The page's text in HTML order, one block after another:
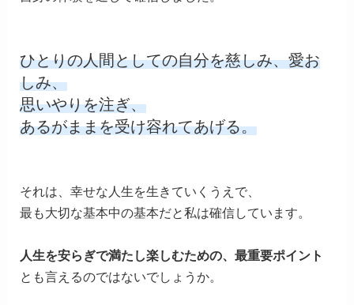
ひとりの人間としての自分を慈しみ、愛お
しみ、
思いやりを注ぎ、
あるがままを受け容れてあげる。
それは、幸せな人生を生きていくうえで、
最も大切な基本中の基本だと私は確信しています。
人生を安らぎで満たし楽しむための、最重要ポイント
とも言えるのではないでしょうか。